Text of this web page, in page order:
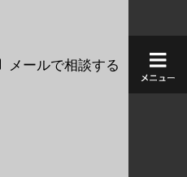
メールで相談する